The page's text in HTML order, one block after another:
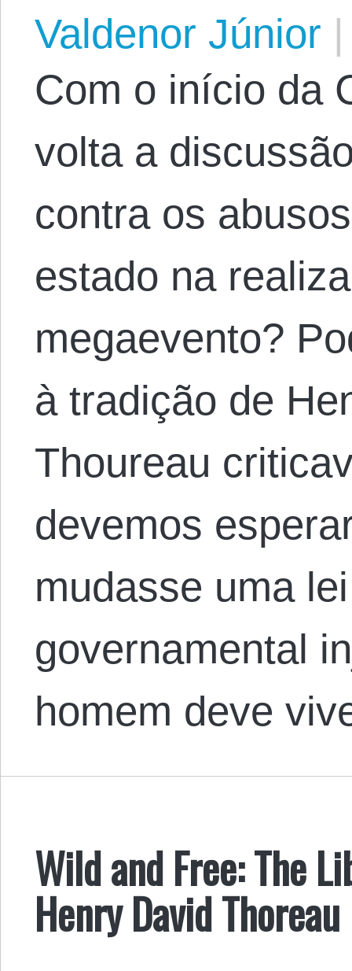
Valdenor Júnior |
Com o início da
volta a
contra os
estado na
megaevento?
à tradição de
Thoureau
devemos
mudasse uma
governamental
homem deve
Wild and Free: The
Henry David Thoreau